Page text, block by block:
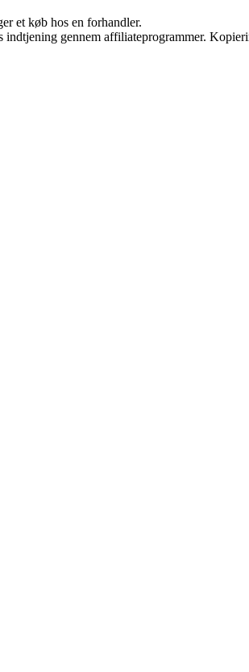
et køb hos en forhandler.
gennem affiliateprogrammer.